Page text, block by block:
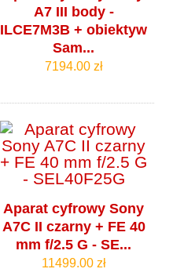
A7 III body -
ILCE7M3B + obiektyw
Sam...
7194.00 zł
Aparat cyfrowy Sony
A7C II czarny + FE 40
mm f/2.5 G - SE...
11499.00 zł